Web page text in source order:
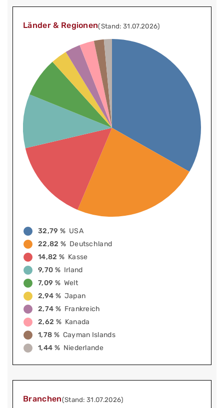
Länder & Regionen(Stand: 31.07.2026)
32,79 % USA
22,82 % Deutschland
14,82 % Kasse
9,70 % Irland
7,09 % Welt
2,94 % Japan
2,74 % Frankreich
2,62 % Kanada
1,78 % Cayman Islands
1,44 % Niederlande
Branchen(Stand: 31.07.2026)